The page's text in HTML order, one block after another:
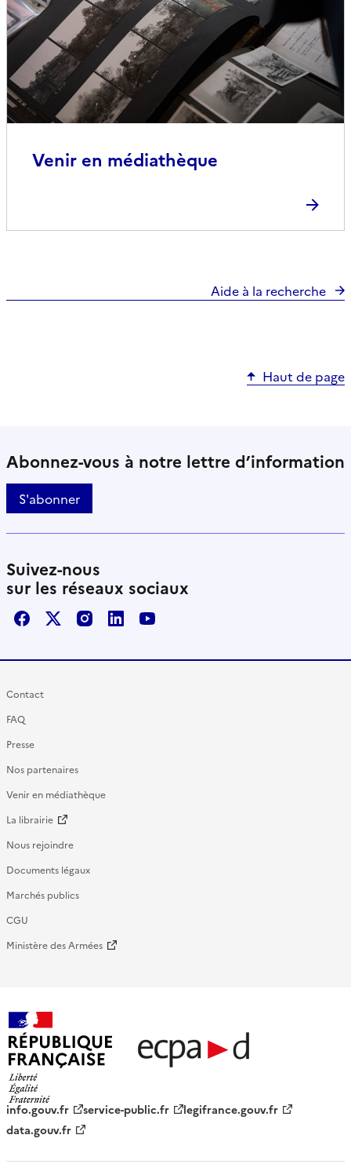
Venir en médiathèque
Aide à la recherche
Haut de page
Abonnez-vous à notre lettre d’information
S'abonner
Suivez-nous
sur les réseaux sociaux
FacebookX / TwitterInstagram
LinkedInYoutube
Contact
FAQ
Presse
Nos partenaires
Venir en médiathèque
La librairie
Nous rejoindre
Documents légaux
Marchés publics
CGU
Ministère des Armées
française - ECPAD
info.gouv.fr service-public.fr
legifrance.gouv.fr
data.gouv.fr